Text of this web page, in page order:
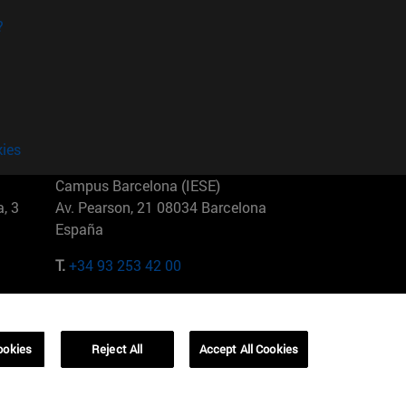
3
Campus Barcelona (IESE)
Av. Pearson, 21 08034 Barcelona
España
T.+34 93 253 42 00
01321001 Bela Vista Brasil
Reject All Accept All Cookies